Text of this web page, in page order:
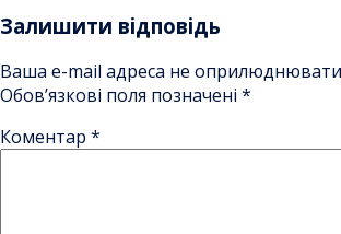
Залишити відповідь
Ваша e-mail адреса не
Обов’язкові поля позначені *
Коментар *